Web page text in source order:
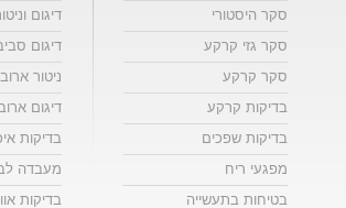
סקר היסטורי
סקר גזי קרקע
סקר קרקע
בדיקות קרקע
בדיקות שפכים
מפגעי ריח
בטיחות בתעשייה
דיגום
דיגום
ניטור
דיגום
בדיקות
מעבדה
בדיקות